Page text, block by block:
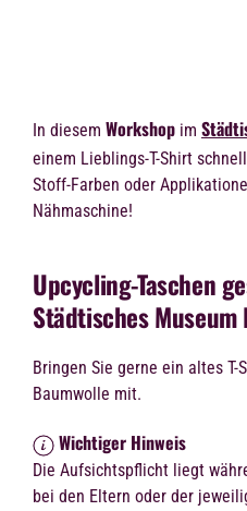
In diesem Workshop im
einem Lieblings-T-Shirt
Stoff-Farben oder
Nähmaschine!
Upcycling-Taschen
Städtisches Museum
Bringen Sie gerne ein altes
Baumwolle mit.
Wichtiger Hinweis
Die Aufsichtspflicht liegt
bei den Eltern oder der